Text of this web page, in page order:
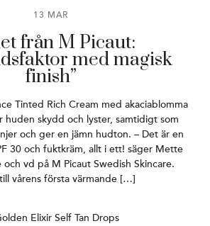
13 MAR
från M Picaut:
med magisk
finish”
Tinted Rich Cream med akaciablomma
huden skydd och lyster, samtidigt som
och ger en jämn hudton. – Det är en
30 och fuktkräm, allt i ett! säger Mette
och vd på M Picaut Swedish Skincare.
vårens första värmande […]